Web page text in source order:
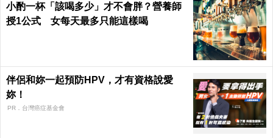
小酌一杯「該喝多少」才不會胖？營養師
授1公式 女每天最多只能這樣喝
伴侶和妳一起預防HPV，才有資格說愛
妳！
PR．台灣癌症基金會